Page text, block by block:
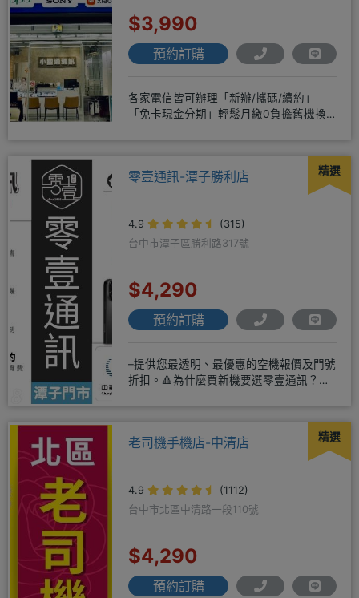
$3,990
預約訂購
各家電信皆可辦理「新辦/攜碼/續約」
「免卡現金分期」輕鬆月繳0負擔舊機換
精選
零壹通訊-潭子勝利店
4.9
(315)
台中市潭子區勝利路317號
$4,290
預約訂購
–提供您最透明、最優惠的空機報價及門號
折扣。🔺為什麼買新機要選零壹通訊？
精選
老司機手機店-中清店
4.9
(1112)
台中市北區中清路一段110號
$4,290
預約訂購